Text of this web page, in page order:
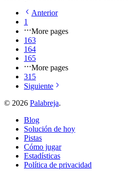
Anterior
1
More pages
163
164
165
More pages
315
Siguiente
© 2026 Palabreja.
Blog
Solución de hoy
Pistas
Cómo jugar
Estadísticas
Política de privacidad